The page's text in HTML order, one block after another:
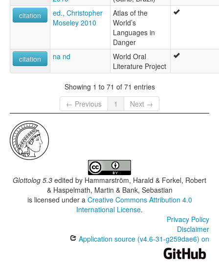
citation
ed., Christopher
Moseley 2010
Atlas of the
World’s
Languages in
Danger
citation
na nd
World Oral
Literature Project
Showing 1 to 71 of 71 entries
← Previous
1 Next →
Glottolog 5.3 edited by Hammarström, Harald & Forkel, Robert
& Haspelmath, Martin & Bank, Sebastian
is licensed under a Creative Commons Attribution 4.0
International License.
Privacy Policy
Disclaimer
Application source (v4.6-31-g259dae6) on